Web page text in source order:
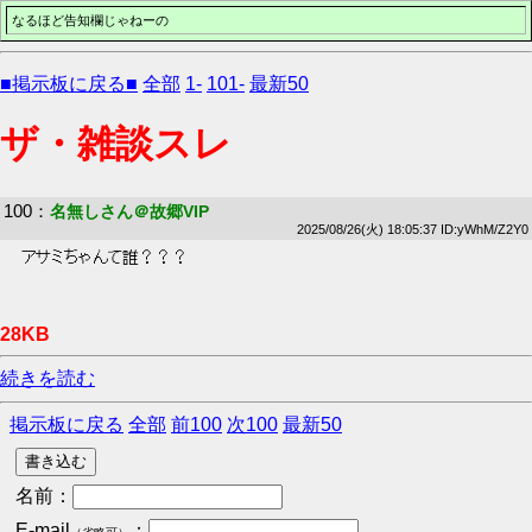
なるほど告知欄じゃねーの
■掲示板に戻る■ 全部 1- 101- 最新50
ザ・雑談スレ
100 ： 名無しさん＠故郷VIP
2025/08/26(火) 18:05:37 ID:yWhM/Z2Y0
アサミちゃんて誰？？？
28KB
続きを読む
掲示板に戻る 全部 前100 次100 最新50
名前：